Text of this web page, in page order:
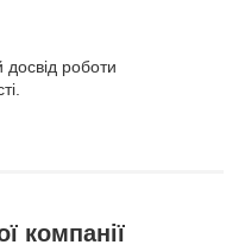
роботи
компанії